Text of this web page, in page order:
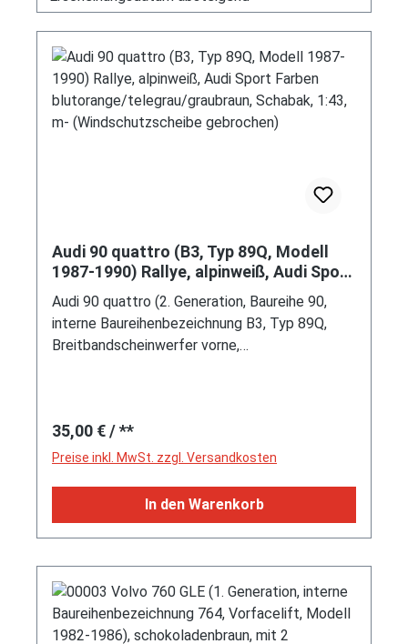
Audi 90 quattro (B3, Typ 89Q, Modell
1987-1990) Rallye, alpinweiß, Audi Sport
Farben blutorange/telegrau/graubraun,
Schabak, 1:43, m- (Windschutzscheibe
gebrochen)
Audi 90 quattro (2. Generation, Baureihe 90,
interne Baureihenbezeichnung B3, Typ 89Q,
Breitbandscheinwerfer vorne,
Zierleisten auf den Stoßfängern,
Sonderausstattung: Flügelspoiler in
quattro®, Motor: Audi Typ EA828
wassergekühlter Fünfzylinder-Reihen-Viertakt-
Otto mit mechanischer Einspritzanlage und eine
obenliegende Nockenwelle (OHC = Overhead
Camshaft) sowie 2 Ventile pro Zylinder und
Abgasreinigung nach US-Standard 1983 sowie
2309 cm³ und 136 PS, Motorkennbuchstabe
Regulärer Preis:
35,00 €/ **
Preise inkl. MwSt. zzgl. Versandkosten
In den Warenkorb